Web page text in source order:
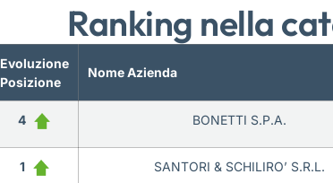
Ranking nella
Evoluzione
Posizione
Nome Azienda
4 BONETTI S.P.A.
1 SANTORI & SCHILIRO’ S.R.L.